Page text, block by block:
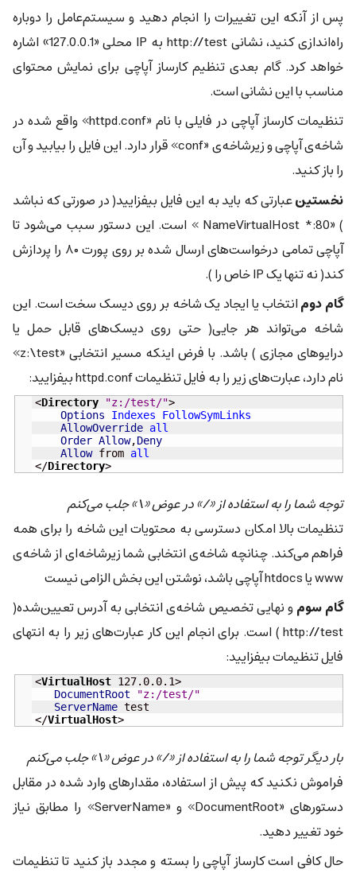
پس از آنکه این تغییرات را انجام دهید و سیستم‌عامل را دوباره
راه‌اندازی کنید، نشانی http://test به IP محلی «127.0.0.1» اشاره
خواهد کرد. گام بعدی تنظیم کارساز آپاچی برای نمایش محتوای
مناسب با این نشانی است.
تنظیمات کارساز آپاچی در فایلی با نام «httpd.conf» واقع شده در
شاخه‌ی آپاچی و زیرشاخه‌ی «conf» قرار دارد. این فایل را بیابید و آن
را باز کنید.
نخستینعبارتی که باید به این فایل بیفزایید( در صورتی که نباشد
) «‎ NameVirtualHost *:80» است. این دستور سبب می‌شود تا
آپاچی تمامی درخواست‌های ارسال شده بر روی پورت ۸۰ را پردازش
کند( نه تنها یک IP خاص را ).
گام دومانتخاب یا ایجاد یک شاخه بر روی دیسک سخت است. این
شاخه می‌تواند هر جایی( حتی روی دیسک‌های قابل حمل یا
درایو‌های مجازی ) باشد. با فرض اینکه مسیر انتخابی «z:\test»
نام دارد، عبارت‌های زیر را به فایل تنظیمات httpd.conf بیفزایید:
<Directory "z:/test/">
Options
Indexes
FollowSymLinks
AllowOverride all
Order Allow,Deny
Allow from all
</Directory>
توجه شما را به استفاده از «/» در عوض «\» جلب می‌کنم
تنظیمات بالا امکان دسترسی به محتویات این شاخه را برای همه
فراهم می‌کند. چنانچه شاخه‌ی انتخابی شما زیرشاخه‌ای از شاخه‌ی
www یا htdocs آپاچی باشد، نوشتن این بخش الزامی نیست
گام سومو نهایی تخصیص شاخه‌ی انتخابی به آدرس تعیین‌شده(
http://test ) است. برای انجام این کار عبارت‌های زیر را به انتهای
فایل تنظیمات بیفزایید:
<VirtualHost 127.0.0.1>
DocumentRoot
"z:/test/"
ServerName test
</VirtualHost>
بار دیگر توجه شما را به استفاده از «/» در عوض «\» جلب می‌کنم
فراموش نکنید که پیش از استفاده، مقدارهای وارد شده در مقابل
دستورهای «DocumentRoot» و «ServerName» را مطابق نیاز
خود تغییر دهید.
حال کافی است کارساز آپاچی را بسته و مجدد باز کنید تا تنظیمات